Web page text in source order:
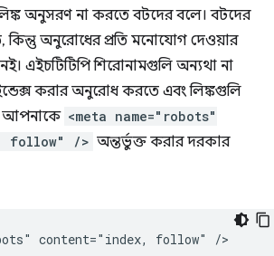
অনুসরণ না করতে বটদের বলে। বটদের
অনুরোধের প্রতি মনোযোগ দেওয়ার
এইচটিটিপি শিরোনামগুলি অন্যথা না
করার অনুরোধ করতে এবং লিঙ্কগুলি
আপনাকে <meta name="robots"
follow" /> অন্তর্ভুক্ত করার দরকার